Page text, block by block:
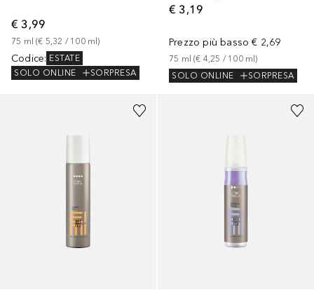
€ 3,99
75 ml (€ 5,32 / 100 ml)
Codice: ESTATE
SOLO ONLINE
SORPRESA
€ 3,19
Prezzo più basso € 2,69
75 ml (€ 4,25 / 100 ml)
SOLO ONLINE
SORPRESA